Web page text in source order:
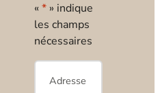
« * » indique
les champs
nécessaires
E-
mail*